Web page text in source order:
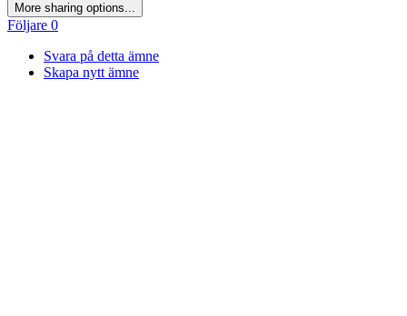
More sharing options...
Följare 0
Svara på detta ämne
Skapa nytt ämne